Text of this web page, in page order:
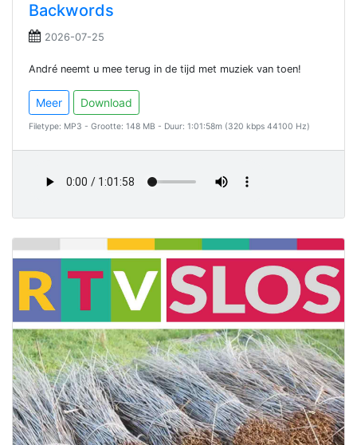
Backwords
2026-07-25
André neemt u mee terug in de tijd met muziek van toen!
Meer Download
Filetype: MP3 - Grootte: 148 MB - Duur: 1:01:58m (320 kbps 44100 Hz)